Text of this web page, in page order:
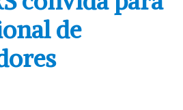
de